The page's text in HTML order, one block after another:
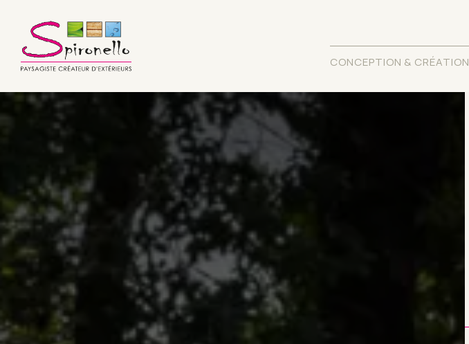
CONCEPTION & CRÉATION